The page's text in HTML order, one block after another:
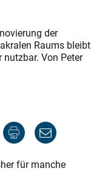
der
Raums bleibt
Von Peter
für manche